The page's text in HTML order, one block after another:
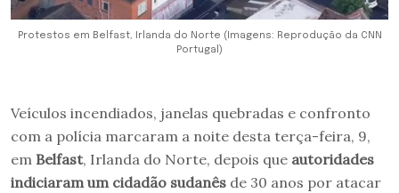
Protestos em Belfast, Irlanda do Norte (Imagens: Reprodução da CNN
Portugal)
Veículos incendiados, janelas quebradas e confronto
com a polícia marcaram a noite desta terça-feira, 9,
em Belfast, Irlanda do Norte, depois que autoridades
indiciaram um cidadão sudanês de 30 anos por atacar